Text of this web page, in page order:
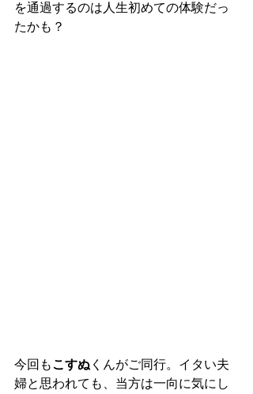
を通過するのは人生初めての体験だっ
たかも？
今回もこすぬくんがご同行。イタい夫
婦と思われても、当方は一向に気にし